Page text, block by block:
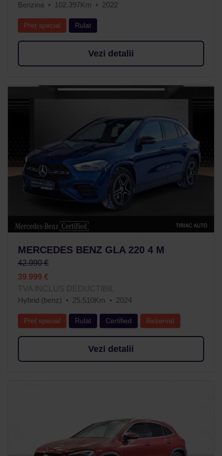
Benzina
102.397Km 2022
Preț special Rulat
Vezi detalii
MERCEDES BENZ GLA 220 4 M
42.990 €
39.999 €
TVA INCLUS DEDUCTIBIL
Hybrid (benz)
25.510Km 2024
Preț special Rulat Certified Rezervat
Vezi detalii